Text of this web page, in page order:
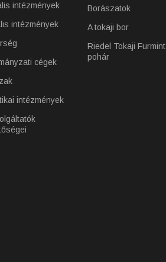
intézmények
intézmények
cégek
intézmények
Borászatok
A tokaji bor
Riedel Tokaji Furmint
pohár